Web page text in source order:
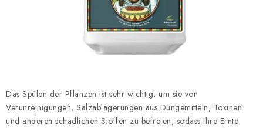
Das Spülen der Pflanzen ist sehr wichtig, um sie von
Verunreinigungen, Salzablagerungen aus Düngemitteln, Toxinen
und anderen schädlichen Stoffen zu befreien, sodass Ihre Ernte